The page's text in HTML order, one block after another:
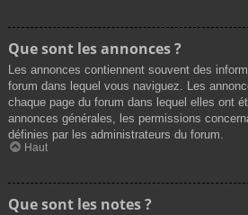
Que sont les annonces ?
Les annonces contiennent souvent des
forum dans lequel vous naviguez. Les
chaque page du forum dans lequel elles ont
annonces générales, les permissions
définies par les administrateurs du forum.
Haut
Que sont les notes ?